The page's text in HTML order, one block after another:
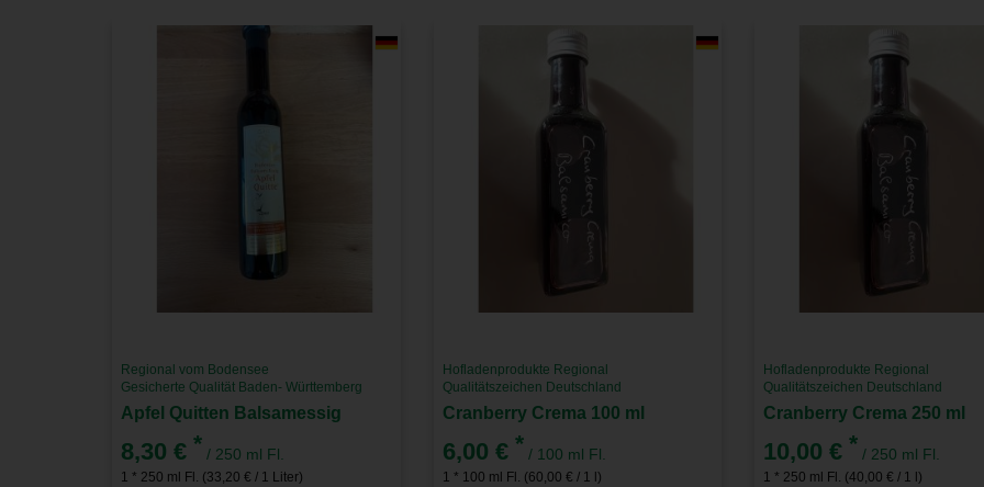
Regional vom Bodensee
Gesicherte Qualität Baden- Württemberg
Apfel Quitten Balsamessig
8,30 € * / 250 ml Fl.
1 * 250 ml Fl. (33,20 € / 1 Liter)
Hofladenprodukte Regional
Qualitätszeichen Deutschland
Cranberry Crema 100 ml
6,00 €* / 100 ml Fl.
1 * 100 ml Fl. (60,00 € / 1 l)
Hofladenprodukte Regional
Qualitätszeichen Deutschland
Cranberry Crema 250 ml
10,00 € * / 250 ml Fl.
1 * 250 ml Fl. (40,00 € / 1 l)